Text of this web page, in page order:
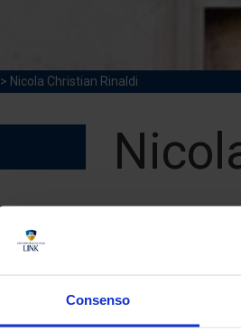
Consenso
> Nicola Christian Rinaldi
COURSE